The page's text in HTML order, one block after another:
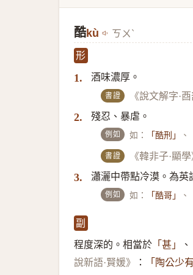
酷kù ㄎㄨˋ
形
1. 酒味濃厚。
書證 《說文解字·酉
2. 殘忍、暴虐。
例如 如： 「酷刑」 、
書證 《韓非子·顯學
3. 瀟灑中帶點冷漠。為英
例如 如： 「酷哥」 、
副
程度深的。相當於 「甚」 、
說新語·賢媛》
： 「陶公少